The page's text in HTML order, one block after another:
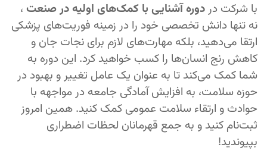
با شرکت دردوره آشنایی با کمک‌های اولیه در صنعت ،
نه تنها دانش تخصصی خود را در زمینه فوریت‌های پزشکی
ارتقا می‌دهید، بلکه مهارت‌های لازم برای نجات جان و
کاهش رنج انسان‌ها را کسب خواهید کرد. این دوره به
شما کمک می‌کند تا به عنوان یک عامل تغییر و بهبود در
حوزه سلامت، به افزایش آمادگی جامعه در مواجهه با
حوادث و ارتقاء سلامت عمومی کمک کنید. همین امروز
ثبت‌نام کنید و به جمع قهرمانان لحظات اضطراری
بپیوندید!